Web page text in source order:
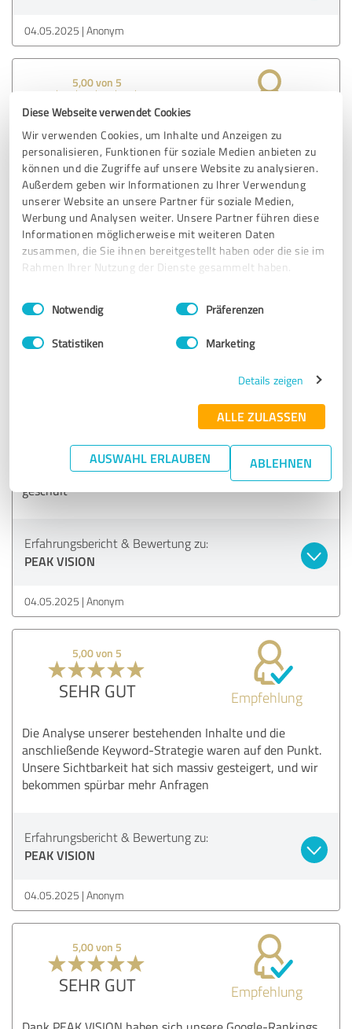
Diese Webseite verwendet Cookies
Wir verwenden Cookies, um Inhalte und Anzeigen zu
personalisieren, Funktionen für soziale Medien anbieten zu
können und die Zugriffe auf unsere Website zu analysieren.
Außerdem geben wir Informationen zu Ihrer Verwendung
unserer Website an unsere Partner für soziale Medien,
Werbung und Analysen weiter. Unsere Partner führen diese
Informationen möglicherweise mit weiteren Daten
zusammen, die Sie ihnen bereitgestellt haben oder die sie im
Rahmen Ihrer Nutzung der Dienste gesammelt haben.
Impressum Datenschutzbestimmungen
Einwilligungsauswahl
Notwendig Präferenzen
Statistiken Marketing
Details zeigen
ALLE ZULASSEN
AUSWAHL ERLAUBEN ABLEHNEN
04.05.2025 Anonym
5,00 von 5
SEHR GUT
Mit PEAK VISION haben wir einen Partner gefunden, der
genau versteht, wie wichtig Local SEO für unser Geschäft
ist. Die Auffindbarkeit in unserer Region ist jetzt top!!!
Erfahrungsbericht & Bewertung zu:
PEAK VISION
04.05.2025 Anonym
Empfehlung
VISION hat nicht nur unsere Seite optimiert, sondern auch
unsere internen Abläufe im Bereich Content und SEO
geschult
Erfahrungsbericht & Bewertung zu:
PEAK VISION
04.05.2025 Anonym
5,00 von 5
SEHR GUT Empfehlung
Die Analyse unserer bestehenden Inhalte und die
anschließende Keyword-Strategie waren auf den Punkt.
Unsere Sichtbarkeit hat sich massiv gesteigert, und wir
bekommen spürbar mehr Anfragen
Erfahrungsbericht & Bewertung zu:
PEAK VISION
04.05.2025 Anonym
5,00 von 5
SEHR GUT Empfehlung